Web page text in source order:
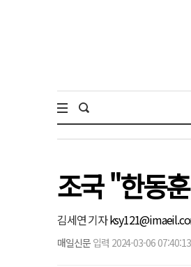
조국 "한동
김세연 기자
매일신문 입력 2024-03-06